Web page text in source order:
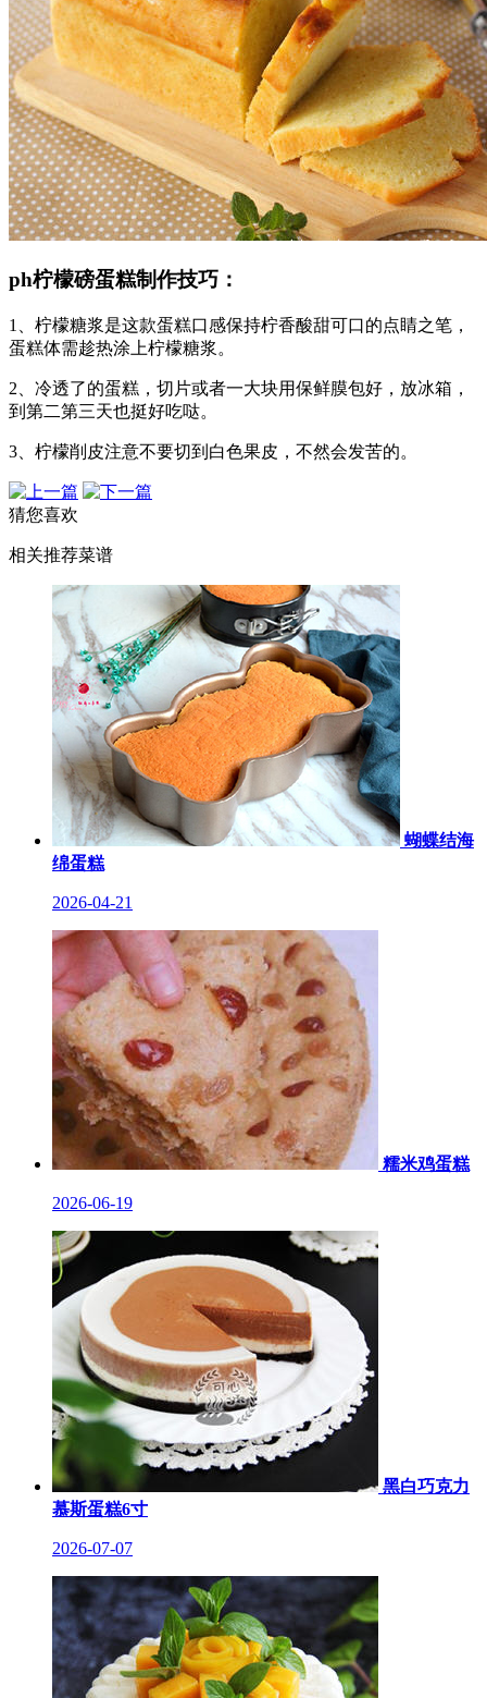
ph柠檬磅蛋糕制作技巧：
1、柠檬糖浆是这款蛋糕口感保持柠香酸甜可口的点睛之笔，
蛋糕体需趁热涂上柠檬糖浆。
2、冷透了的蛋糕，切片或者一大块用保鲜膜包好，放冰箱，
到第二第三天也挺好吃哒。
3、柠檬削皮注意不要切到白色果皮，不然会发苦的。
猜您喜欢
相关推荐菜谱
蝴蝶结海
绵蛋糕
2026-04-21
糯米鸡蛋糕
2026-06-19
黑白巧克力
慕斯蛋糕6寸
2026-07-07